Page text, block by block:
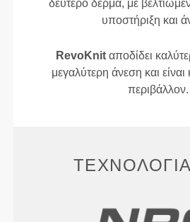
δεύτερο δέρμα, με
υποστήριξη και
RevoKnitαποδίδει
μεγαλύτερη άνεση και είναι
περιβάλλον.